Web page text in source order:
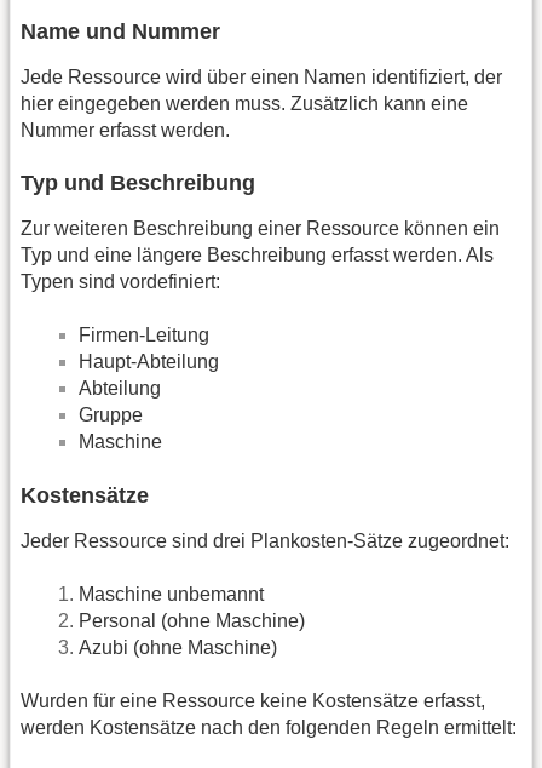
Name und Nummer
Jede Ressource wird über einen Namen identifiziert, der
hier eingegeben werden muss. Zusätzlich kann eine
Nummer erfasst werden.
Typ und Beschreibung
Zur weiteren Beschreibung einer Ressource können ein
Typ und eine längere Beschreibung erfasst werden. Als
Typen sind vordefiniert:
Firmen-Leitung
Haupt-Abteilung
Abteilung
Gruppe
Maschine
Kostensätze
Jeder Ressource sind drei Plankosten-Sätze zugeordnet:
Maschine unbemannt
Personal (ohne Maschine)
Azubi (ohne Maschine)
Wurden für eine Ressource keine Kostensätze erfasst,
werden Kostensätze nach den folgenden Regeln ermittelt: